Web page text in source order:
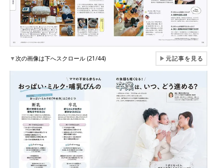
▼次の画像は下へスクロール (21/44) ▶元記事を見る